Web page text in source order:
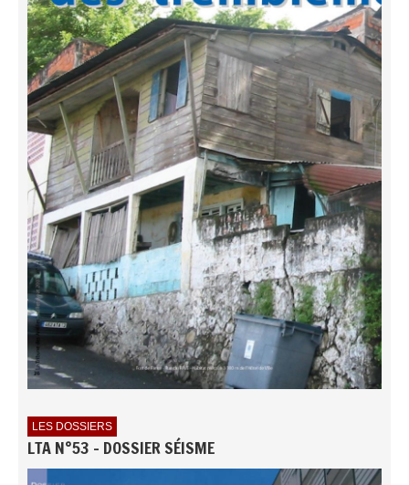
LES DOSSIERS
LTA N°53 - DOSSIER SÉISME